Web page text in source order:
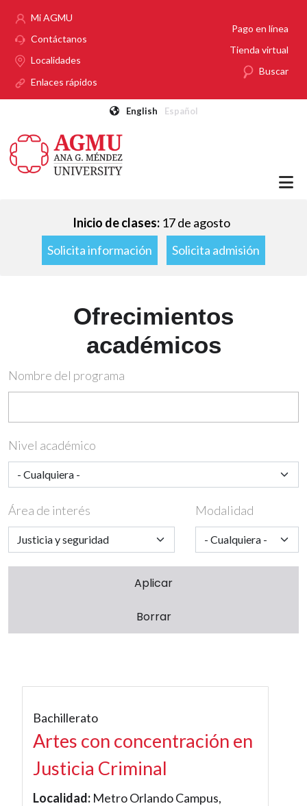
Mi AGMU
Contáctanos
Localidades
Enlaces rápidos
Pago en línea
Tienda virtual
Buscar
English Español
Inicio de clases: 17 de agosto
Solicita información
Solicita admisión
Ofrecimientos
académicos
Nombre del programa
Nivel académico
Área de interés Modalidad
Bachillerato
Artes con concentración en
Justicia Criminal
Localidad: Metro Orlando Campus,